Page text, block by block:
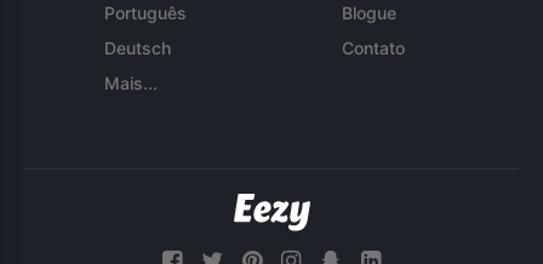
Português
Deutsch
Mais...
Blogue
Contato